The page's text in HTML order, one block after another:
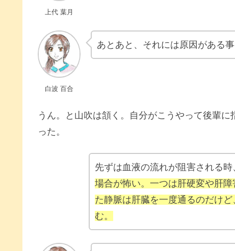
上代 葉月
白波 百合
あとあと、それには原因がある事
うん。と山吹は頷く。自分がこうやって後輩
った。
先ずは血液の流れが阻害される時
場合が怖い。一つは肝硬変や肝
た静脈は肝臓を一度通るのだけ
む。